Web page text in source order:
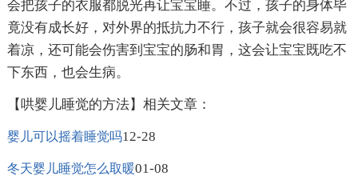
会把孩子的衣服都脱光再让宝宝睡。不过，孩子的身体毕
竟没有成长好，对外界的抵抗力不行，孩子就会很容易就
着凉，还可能会伤害到宝宝的肠和胃，这会让宝宝既吃不
下东西，也会生病。
【哄婴儿睡觉的方法】相关文章：
婴儿可以摇着睡觉吗12-28
冬天婴儿睡觉怎么取暖01-08